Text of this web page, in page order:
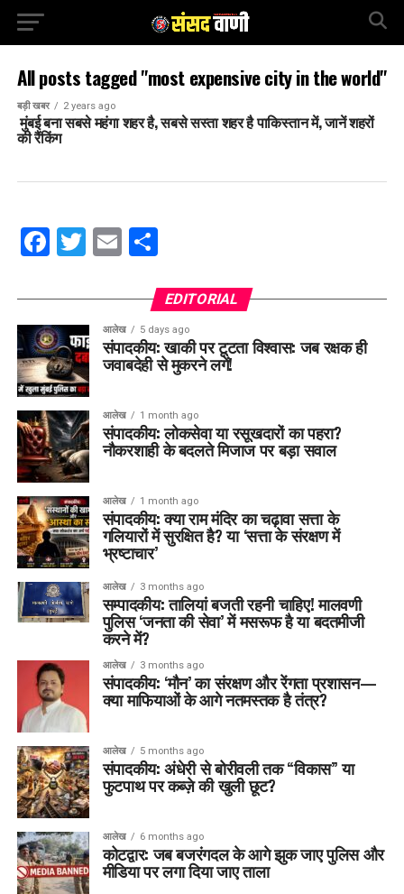
All posts tagged "most expensive city in the world"
बड़ी खबर 2 years ago
मुंबई बना सबसे महंगा शहर है, सबसे सस्ता शहर है पाकिस्तान में, जानें शहरों
की रैंकिंग
Facebook
Twitter
EmailShare
EDITORIAL
आलेख 5 days ago
संपादकीय: खाकी पर टूटता विश्वास: जब रक्षक ही
जवाबदेही से मुकरने लगें!
आलेख 1 month ago
संपादकीय: लोकसेवा या रसूखदारों का पहरा?
नौकरशाही के बदलते मिजाज पर बड़ा सवाल
आलेख 1 month ago
संपादकीय: क्या राम मंदिर का चढ़ावा सत्ता के
गलियारों में सुरक्षित है? या ‘सत्ता के संरक्षण में
भ्रष्टाचार’
आलेख 3 months ago
सम्पादकीय: तालियां बजती रहनी चाहिए! मालवणी
पुलिस ‘जनता की सेवा’ में मसरूफ है या बदतमीजी
करने में?
आलेख 3 months ago
संपादकीय: ‘मौन’ का संरक्षण और रेंगता प्रशासन—
क्या माफियाओं के आगे नतमस्तक है तंत्र?
आलेख 5 months ago
संपादकीय: अंधेरी से बोरीवली तक “विकास” या
फुटपाथ पर कब्ज़े की खुली छूट?
आलेख 6 months ago
कोटद्वार: जब बजरंगदल के आगे झुक जाए पुलिस और
मीडिया पर लगा दिया जाए ताला